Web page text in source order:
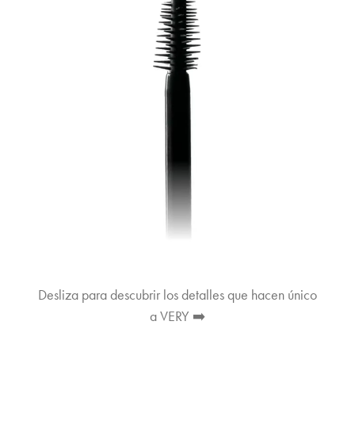
Desliza para descubrir los detalles que hacen único
a VERY ➡️